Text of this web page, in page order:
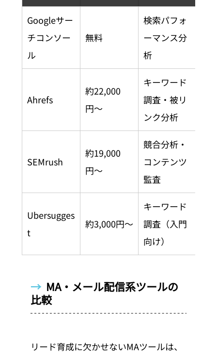
Googleサー
チコンソー
ル
無料
検索パフォ
ーマンス分
析
Ahrefs
約22,000
円〜
キーワード
調査・被リ
ンク分析
SEMrush
約19,000
円〜
競合分析・
コンテンツ
監査
Ubersugges
t
約3,000円〜
キーワード
調査（入門
向け）
→ MA・メール配信系ツールの
比較
リード育成に欠かせないMAツールは、